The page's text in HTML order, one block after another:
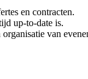
en contracten.
up-to-date is.
van